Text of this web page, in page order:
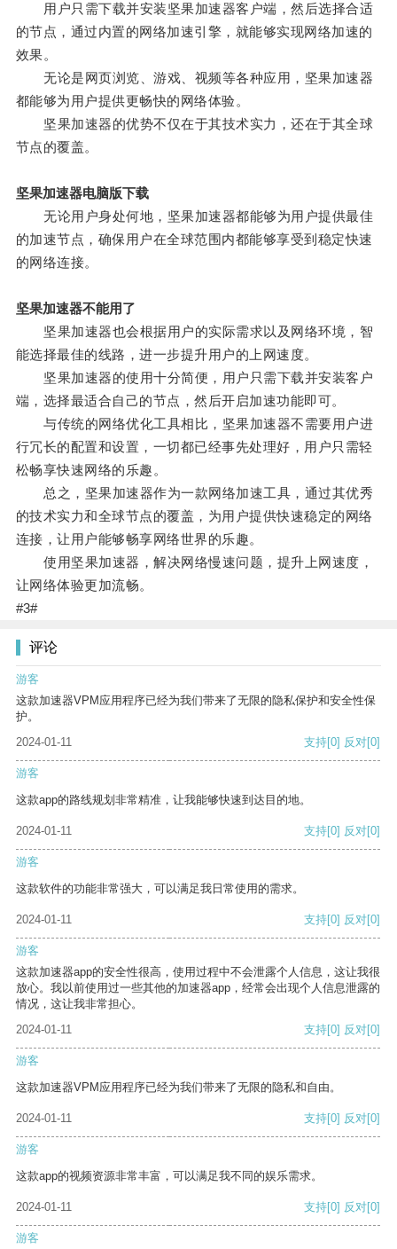
用户只需下载并安装坚果加速器客户端，然后选择合适
的节点，通过内置的网络加速引擎，就能够实现网络加速的
效果。
无论是网页浏览、游戏、视频等各种应用，坚果加速器
都能够为用户提供更畅快的网络体验。
坚果加速器的优势不仅在于其技术实力，还在于其全球
节点的覆盖。
坚果加速器电脑版下载
无论用户身处何地，坚果加速器都能够为用户提供最佳
的加速节点，确保用户在全球范围内都能够享受到稳定快速
的网络连接。
坚果加速器不能用了
坚果加速器也会根据用户的实际需求以及网络环境，智
能选择最佳的线路，进一步提升用户的上网速度。
坚果加速器的使用十分简便，用户只需下载并安装客户
端，选择最适合自己的节点，然后开启加速功能即可。
与传统的网络优化工具相比，坚果加速器不需要用户进
行冗长的配置和设置，一切都已经事先处理好，用户只需轻
松畅享快速网络的乐趣。
总之，坚果加速器作为一款网络加速工具，通过其优秀
的技术实力和全球节点的覆盖，为用户提供快速稳定的网络
连接，让用户能够畅享网络世界的乐趣。
使用坚果加速器，解决网络慢速问题，提升上网速度，
让网络体验更加流畅。
#3#
评论
游客
这款加速器VPM应用程序已经为我们带来了无限的隐私保护和安全性保
护。
2024-01-11
支持[0] 反对[0]
游客
这款app的路线规划非常精准，让我能够快速到达目的地。
2024-01-11 支持[0] 反对[0]
游客
这款软件的功能非常强大，可以满足我日常使用的需求。
2024-01-11 支持[0] 反对[0]
游客
这款加速器app的安全性很高，使用过程中不会泄露个人信息，这让我很
放心。我以前使用过一些其他的加速器app，经常会出现个人信息泄露的
情况，这让我非常担心。
2024-01-11
支持[0] 反对[0]
游客
这款加速器VPM应用程序已经为我们带来了无限的隐私和自由。
2024-01-11 支持[0] 反对[0]
游客
这款app的视频资源非常丰富，可以满足我不同的娱乐需求。
2024-01-11 支持[0] 反对[0]
游客